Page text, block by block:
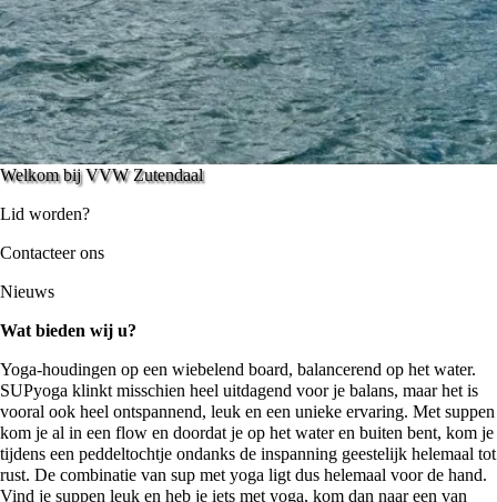
Welkom bij VVW Zutendaal
Lid worden?
Contacteer ons
Nieuws
Wat bieden wij u?
Yoga-houdingen op een wiebelend board, balancerend op het water.
SUPyoga klinkt misschien heel uitdagend voor je balans, maar het is
vooral ook heel ontspannend, leuk en een unieke ervaring. Met suppen
kom je al in een flow en doordat je op het water en buiten bent, kom je
tijdens een peddeltochtje ondanks de inspanning geestelijk helemaal tot
rust. De combinatie van sup met yoga ligt dus helemaal voor de hand.
Vind je suppen leuk en heb je iets met yoga, kom dan naar een van